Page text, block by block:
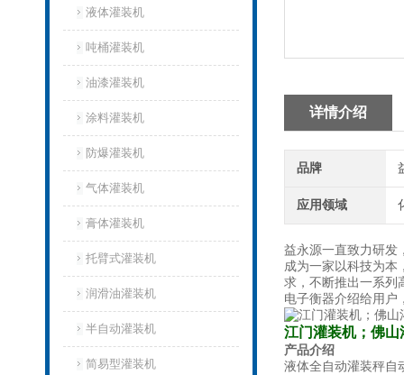
液体灌装机
吨桶灌装机
油漆灌装机
涂料灌装机
防爆灌装机
气体灌装机
膏体灌装机
托臂式灌装机
润滑油灌装机
半自动灌装机
简易型灌装机
详情介绍
品牌
应用领域
益永源一直致力研发
成为一家以科技为本
求，不断推出一系列
电子衡器介绍给用户
江门灌装机；佛山
产品介绍
液体全自动灌装秤自